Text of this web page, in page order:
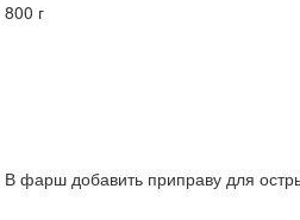
г
фарш добавить приправу для